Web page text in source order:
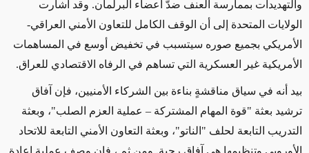
والتهديدات بممارسة العنف ضدّ أعضاء البرلمان. وقد أشارت
الولايات المتحدة إلى أن الوقف الكامل للتعاون الأمني العراقي-
الأمريكي بجميع صوره سيتسبب في تخفيض أوسع في المساهمات
الأمريكية غير العسكرية التي تساهم في الرفاه الاقتصادي للعراق.
بيد أنه في سياق مناقشةٍ بناءة بين الشركاء الأمنيين، فإن آفاق
ترشيد بعثة "قوة المهام المشتركة – عملية العزم الصلب"، وبعثة
التدريب التابعة لحلف "الناتو"، وبعثة التعاون الأمني التابعة للاتحاد
الأوروبي وتنظيمها هي آفاق رحبة. ومن ثم ، فان وصف عملية إعادة